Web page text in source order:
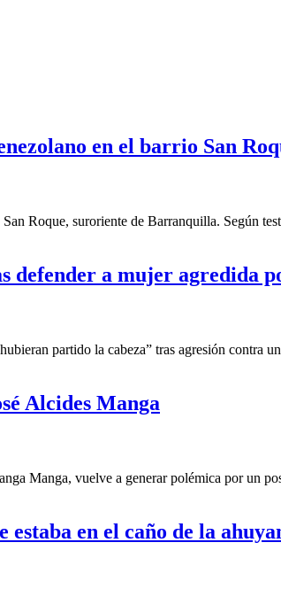
en el barrio San
Roque, suroriente de Barranquilla. Según
defender a mujer agredida
partido la cabeza” tras agresión contra
Alcides Manga
Manga, vuelve a generar polémica por un
en el caño de la